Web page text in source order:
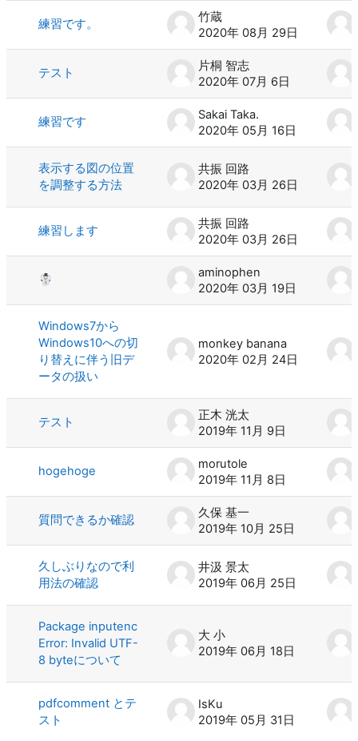
練習です。
竹蔵
2020年 08月 29日
テスト
片桐 智志
2020年 07月 6日
練習です
Sakai Taka.
2020年 05月 16日
表示する図の位置
を調整する方法
共振 回路
2020年 03月 26日
練習します
共振 回路
2020年 03月 26日
☃️
aminophen
2020年 03月 19日
Windows7から
Windows10への切
り替えに伴う旧デ
ータの扱い
monkey banana
2020年 02月 24日
テスト
正木 洸太
2019年 11月 9日
hogehoge
morutole
2019年 11月 8日
質問できるか確認
久保 基一
2019年 10月 25日
久しぶりなので利
用法の確認
井汲 景太
2019年 06月 25日
Package inputenc
Error: Invalid UTF-
8 byteについて
大 小
2019年 06月 18日
pdfcomment とテ
スト
IsKu
2019年 05月 31日